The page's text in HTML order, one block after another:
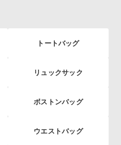
トートバッグ
リュックサック
ボストンバッグ
ウエストバッグ